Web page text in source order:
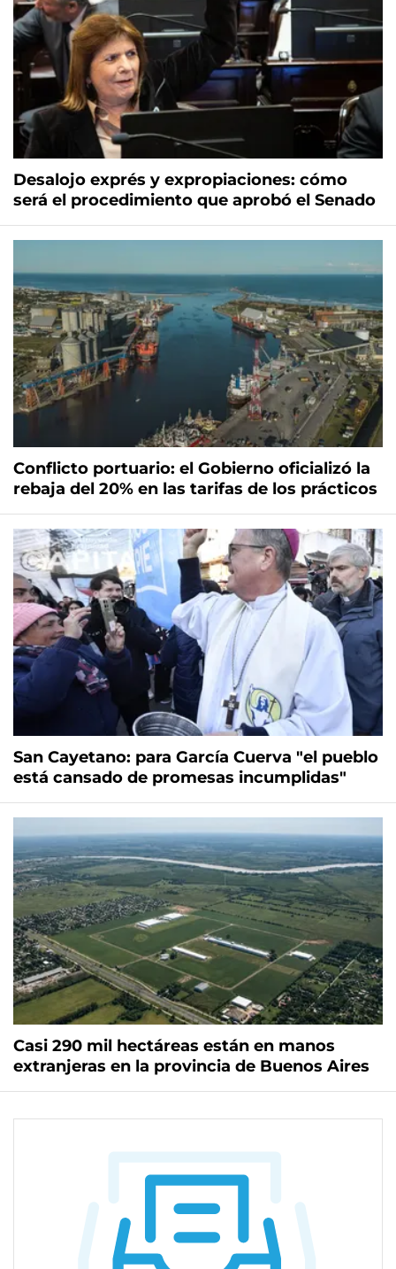
Desalojo exprés y expropiaciones: cómo
será el procedimiento que aprobó el Senado
Conflicto portuario: el Gobierno oficializó la
rebaja del 20% en las tarifas de los prácticos
San Cayetano: para García Cuerva "el pueblo
está cansado de promesas incumplidas"
Casi 290 mil hectáreas están en manos
extranjeras en la provincia de Buenos Aires